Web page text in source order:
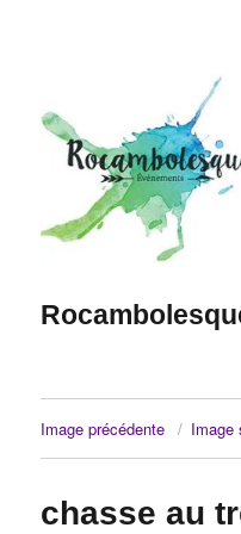
Image précédente Image
chasse au